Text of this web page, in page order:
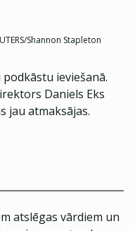
Shannon Stapleton
ieviešanā.
Daniels Eks
jau atmaksājas.
atslēgas vārdiem un